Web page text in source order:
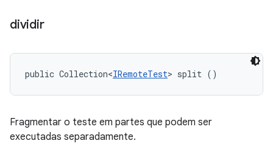
dividir
public Collection<IRemoteTest> split ()
Fragmentar o teste em partes que podem ser
executadas separadamente.